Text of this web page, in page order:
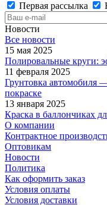
Первая рассылка
Новости
Все новости
15 мая 2025
Полировальные круги:
11 февраля 2025
Грунтовка автомобиля
покраске
13 января 2025
Краска в баллончиках
О компании
Контрактное
Оптовикам
Новости
Политика
Как оформить заказ
Условия оплаты
Условия доставки